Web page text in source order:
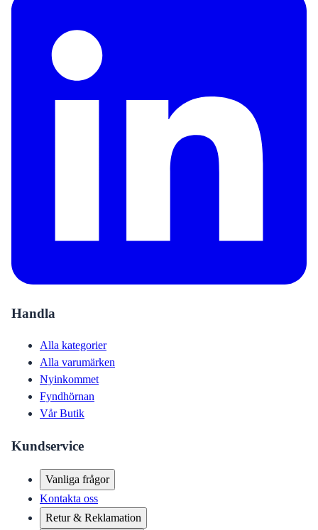
Handla
Alla kategorier
Alla varumärken
Nyinkommet
Fyndhörnan
Vår Butik
Kundservice
Vanliga frågor
Kontakta oss
Retur & Reklamation